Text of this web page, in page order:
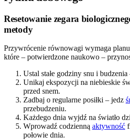
Resetowanie zegara
metody
Przywrócenie równowagi wymaga
które – potwierdzone naukowo –
Ustal stałe godziny snu i
Unikaj ekspozycji na niebieskie
przed snem.
Zadbaj o regularne posiłki – jedz
przebudzeniu.
Każdego dnia wyjdź na światło
Wprowadź codzienną aktywność
połowie dnia.